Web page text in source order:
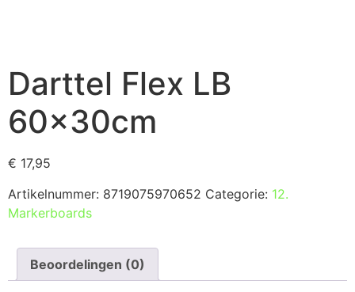
Darttel Flex LB
60x30cm
€ 17,95
Artikelnummer: 8719075970652 Categorie: 12.
Markerboards
Beoordelingen (0)